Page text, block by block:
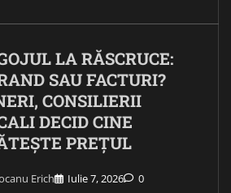
LA RĂSCRUCE:
SAU FACTURI?
CONSILIERII
DECID CINE
PREȚUL
Erich Iulie 7, 2026 0